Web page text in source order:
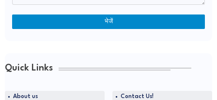
Quick Links
About us Contact Us!